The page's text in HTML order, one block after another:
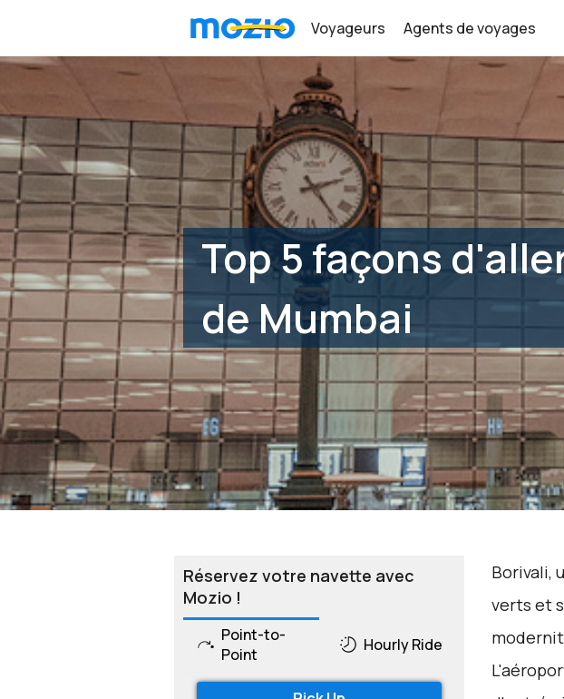
Voyageurs Agents de voyages
Top 5 façons
de Mumbai
Réservez votre navette avec
Mozio !
Point-to-
Point
Hourly Ride
Borivali,
verts et